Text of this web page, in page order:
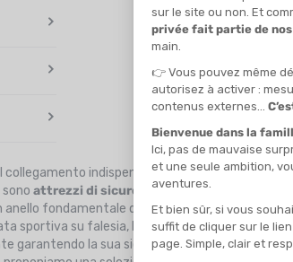
collegamento indispensabile tra la sua corda e la
sonoattrezzi di sicurezza essenziali
,
fondamentale della catena di
sportiva su falesia, le lunghe vie, il boulder
garantendo la sua sicurezza.